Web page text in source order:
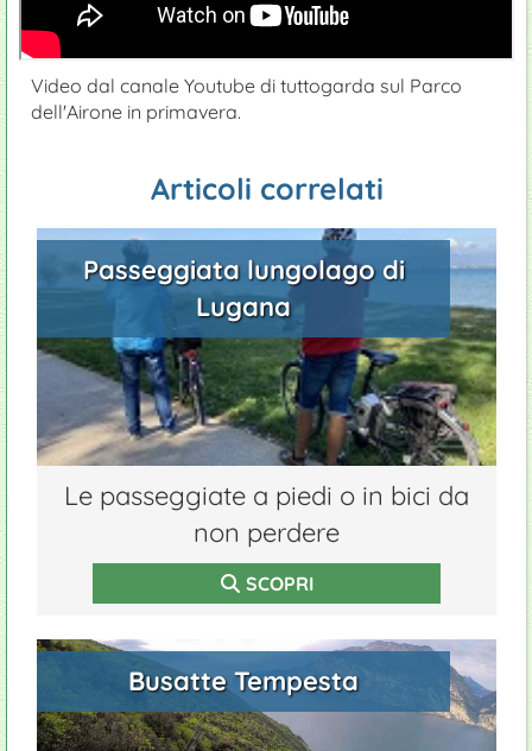
Video dal canale Youtube di tuttogarda sul Parco
dell'Airone in primavera.
Articoli correlati
Passeggiata lungolago di
Lugana
Le passeggiate a piedi o in bici da
non perdere
SCOPRI
Busatte Tempesta